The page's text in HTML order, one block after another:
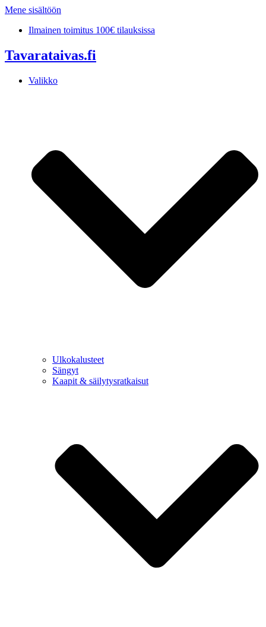
Mene sisältöön
Ilmainen toimitus 100€ tilauksissa
Tavarataivas.fi
Valikko
Ulkokalusteet
Sängyt
Kaapit & säilytysratkaisut